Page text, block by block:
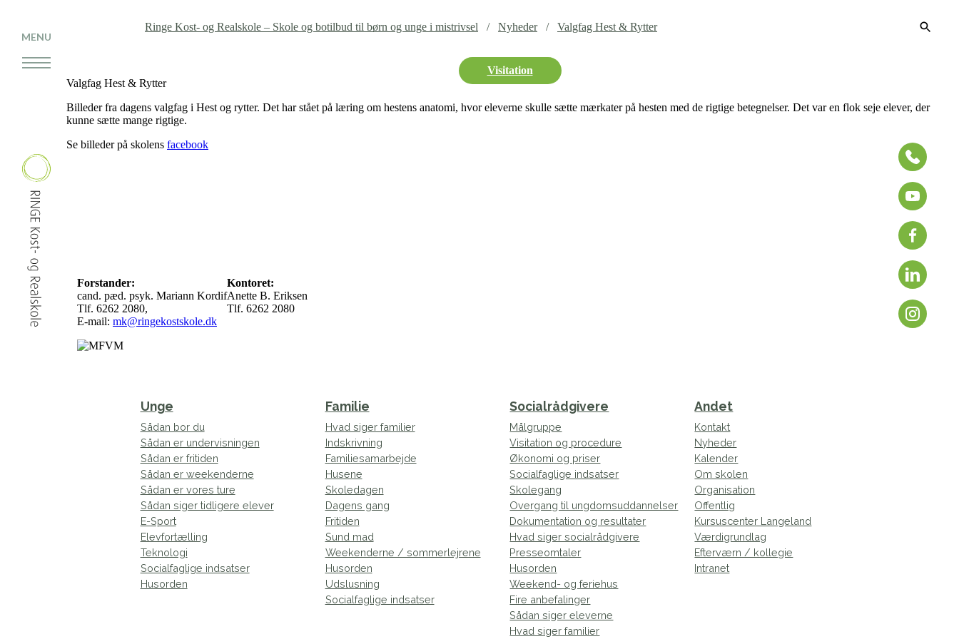
MENU
Ringe Kost- og Realskole – Skole og botilbud til børn og unge i mistrivsel Nyheder Valgfag Hest & Rytter
Visitation
Valgfag Hest & Rytter
Billeder fra dagens valgfag i Hest og rytter. Det har stået på læring om hestens anatomi, hvor eleverne skulle sætte mærkater på hesten med de rigtige betegnelser. Det var en flok seje elever, der
kunne sætte mange rigtige.
Se billeder på skolens facebook
Forstander:
cand. pæd. psyk. Mariann Kordif
Tlf. 6262 2080,
E-mail: mk@ringekostskole.dk
Kontoret:
Anette B. Eriksen
Tlf. 6262 2080
Unge
Sådan bor du
Sådan er undervisningen
Sådan er fritiden
Sådan er weekenderne
Sådan er vores ture
Sådan siger tidligere elever
E-Sport
Elevfortælling
Teknologi
Socialfaglige indsatser
Husorden
Familie
Hvad siger familier
Indskrivning
Familiesamarbejde
Husene
Skoledagen
Dagens gang
Fritiden
Sund mad
Weekenderne / sommerlejrene
Husorden
Udslusning
Socialfaglige indsatser
Socialrådgivere
Målgruppe
Visitation og procedure
Økonomi og priser
Socialfaglige indsatser
Skolegang
Overgang til ungdomsuddannelser
Dokumentation og resultater
Hvad siger socialrådgivere
Presseomtaler
Husorden
Weekend- og feriehus
Fire anbefalinger
Sådan siger eleverne
Hvad siger familier
Andet
Kontakt
Nyheder
Kalender
Om skolen
Organisation
Offentlig
Kursuscenter Langeland
Værdigrundlag
Efterværn / kollegie
Intranet